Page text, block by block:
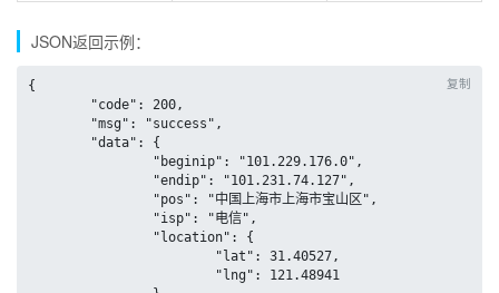
JSON返回示例：
复制
{